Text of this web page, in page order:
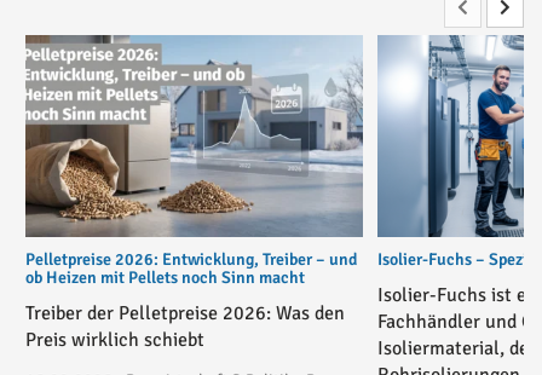
Pelletpreise 2026: Entwicklung, Treiber – und
ob Heizen mit Pellets noch Sinn macht
Treiber der Pelletpreise 2026: Was den
Preis wirklich schiebt
Isolier-Fuchs –
Isolier-Fuchs ist
Fachhändler und
Isoliermaterial, der